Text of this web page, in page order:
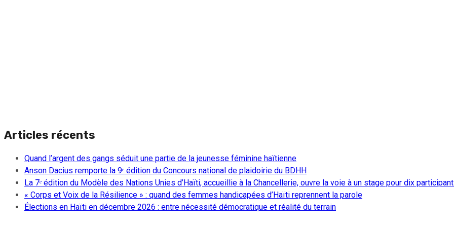
Articles récents
Quand l’argent des gangs séduit une partie de la jeunesse féminine haïtienne
Anson Dacius remporte la 9ᵉ édition du Concours national de plaidoirie du BDHH
La 7ᵉ édition du Modèle des Nations Unies d’Haïti, accueillie à la Chancellerie, ouvre la voie à un stage pour dix
« Corps et Voix de la Résilience » : quand des femmes handicapées d’Haïti reprennent la parole
Élections en Haïti en décembre 2026 : entre nécessité démocratique et réalité du terrain